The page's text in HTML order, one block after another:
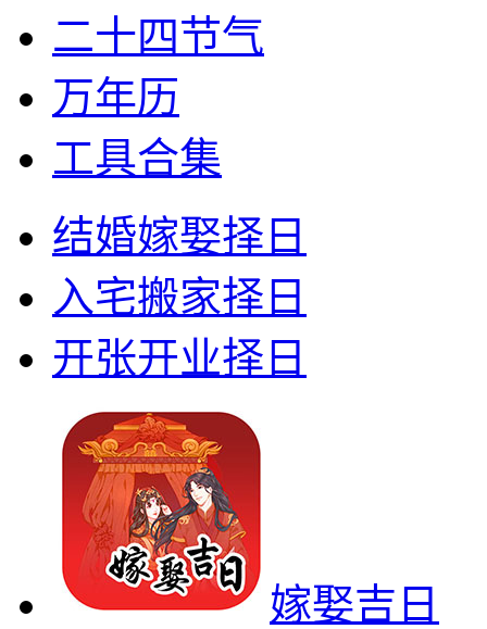
二十四节气
万年历
工具合集
结婚嫁娶择日
入宅搬家择日
开张开业择日
嫁娶吉日